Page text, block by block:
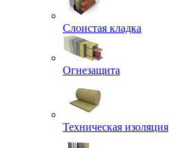
Слоистая кладка
Огнезащита
Техническая изоляция